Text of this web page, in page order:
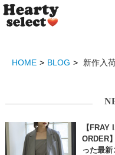
HOME BLOG 新作入
【
ORDER
った最新